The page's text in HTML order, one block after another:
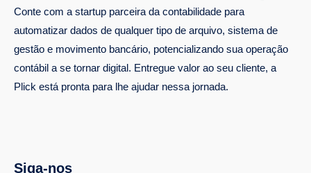
Conte com a startup parceira da contabilidade para
automatizar dados de qualquer tipo de arquivo, sistema de
gestão e movimento bancário, potencializando sua operação
contábil a se tornar digital. Entregue valor ao seu cliente, a
Plick está pronta para lhe ajudar nessa jornada.
Siga-nos